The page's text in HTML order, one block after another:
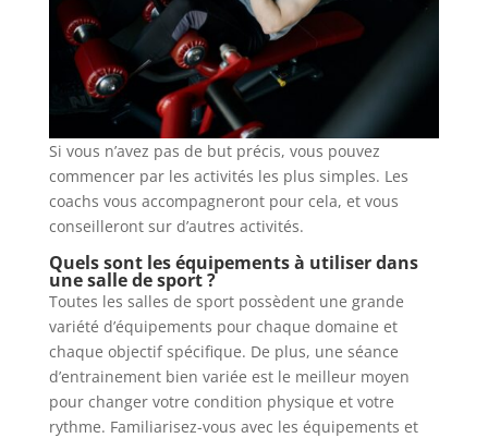
Si vous n’avez pas de but précis, vous pouvez
commencer par les activités les plus simples. Les
coachs vous accompagneront pour cela, et vous
conseilleront sur d’autres activités.
Quels sont les équipements à utiliser dans
une salle de sport ?
Toutes les salles de sport possèdent une grande
variété d’équipements pour chaque domaine et
chaque objectif spécifique. De plus, une séance
d’entrainement bien variée est le meilleur moyen
pour changer votre condition physique et votre
rythme. Familiarisez-vous avec les équipements et